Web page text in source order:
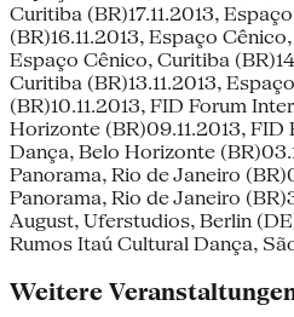
Curitiba (BR)17.11.2013,
(BR)16.11.2013, Espaço
Espaço Cênico, Curitiba
Curitiba (BR)13.11.2013,
(BR)10.11.2013, FID Forum
Horizonte (BR)09.11.2013,
Dança, Belo Horizonte
Panorama, Rio de Janeiro
Panorama, Rio de Janeiro
August, Uferstudios, Berlin
Rumos Itaú Cultural Dança,
Weitere